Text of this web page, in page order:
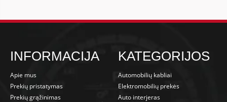
INFORMACIJA
Apie mus
Prekių pristatymas
Prekių grąžinimas
KATEGORIJOS
Automobilių kabliai
Elektromobilių prekės
Auto interjeras